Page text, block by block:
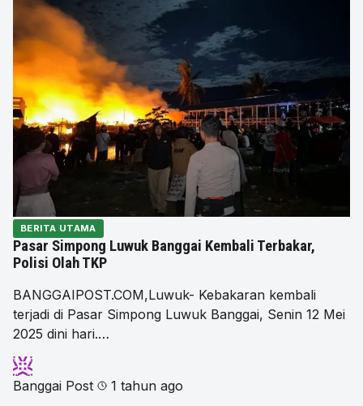
BERITA UTAMA
Pasar Simpong Luwuk Banggai Kembali Terbakar,
Polisi Olah TKP
BANGGAIPOST.COM,Luwuk- Kebakaran kembali
terjadi di Pasar Simpong Luwuk Banggai, Senin 12 Mei
2025 dini hari.…
Banggai Post 1 tahun ago